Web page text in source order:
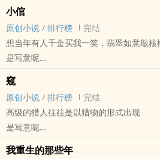
哪怕方卓文扇他大嘴巴，翟骁也不肯
《秘密》番外短篇，太长了开本书
现代 - HE - 小甜饼 - 双性
荤素均衡
许述有两个秘密，一他喜欢老板沈康年，
的器官
表面正经钓系诱不自知双⭐受x略离谱地
双向暗恋！攻直男脑回路！
作者屁话：解压之作，更新不稳定，解压
心，看个快乐就好
小倌
原创小说 / 排行榜
完结
想当年有人千金买我一笑，翡翠如意敲核
是写意呢
原创小说 - BL - 短篇 - 完结
HE - 古代 - 小甜饼 - 因缘邂逅
破镜重圆
窥
原创小说 / 排行榜
完结
高级的猎人往往是以猎物的形式出现
是写意呢
我重生的那些年